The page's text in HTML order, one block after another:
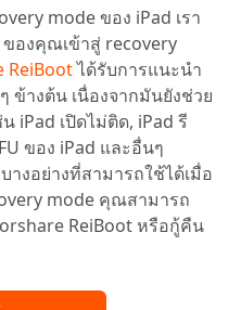
mode ของ iPad เรา
องคุณเข้าสู่ recovery
ReiBootได้รับการแนะนำ
ข้างต้น เนื่องจากมันยังช่วย
iPad เปิดไม่ติด, iPad รี
ของ iPad และอื่นๆ
งอย่างที่สามารถใช้ได้เมื่อ
mode คุณสามารถ
ReiBoot หรือกู้คืน